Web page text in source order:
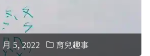
月 5, 2022 育兒趣事